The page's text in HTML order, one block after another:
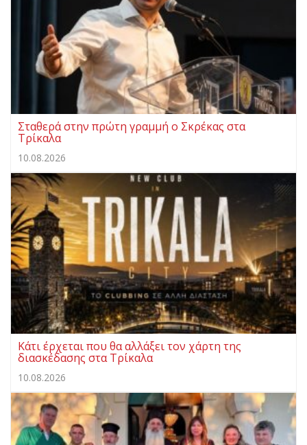
Σταθερά στην πρώτη γραμμή ο Σκρέκας στα
Τρίκαλα
10.08.2026
Κάτι έρχεται που θα αλλάξει τον χάρτη της
διασκέδασης στα Τρίκαλα
10.08.2026